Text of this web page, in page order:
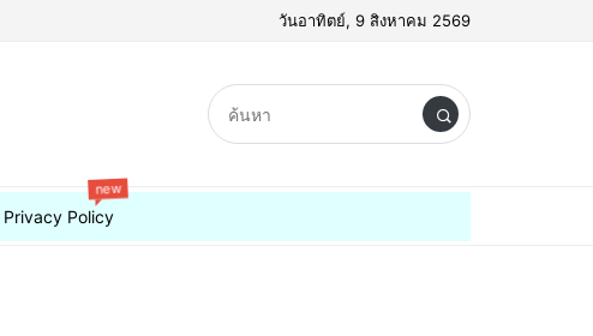
วันอาทิตย์, 9 สิงหาคม 2569
Privacy Policy
new